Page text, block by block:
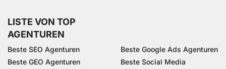
LISTE VON TOP
AGENTUREN
Beste SEO Agenturen
Beste GEO Agenturen
Beste Google Ads Agenturen
Beste Social Media